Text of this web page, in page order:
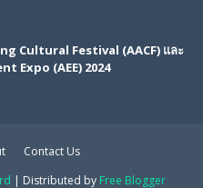
Cultural Festival (AACF) และ
Expo (AEE) 2024
Contact Us
| Distributed by Free Blogger